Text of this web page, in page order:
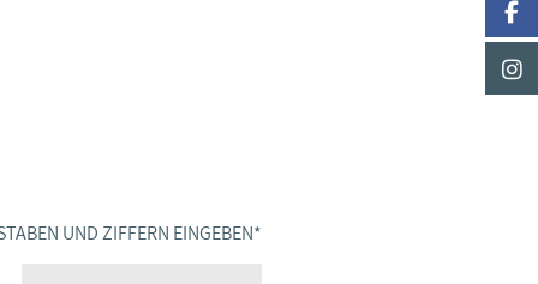
UND ZIFFERN EINGEBEN *